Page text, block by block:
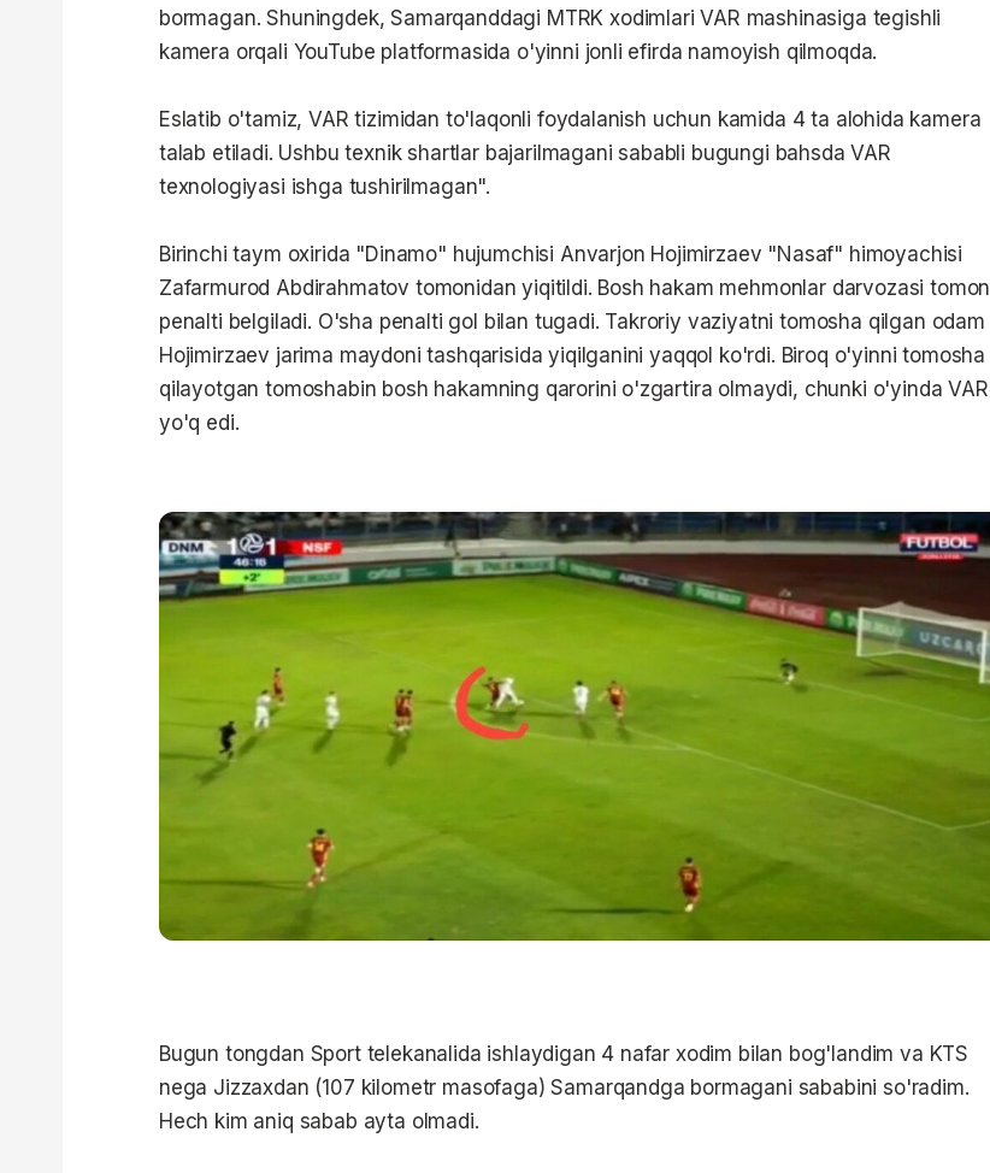
bormagan. Shuningdek, Samarqanddagi MTRK xodimlari VAR mashinasiga tegishli
kamera orqali YouTube platformasida o'yinni jonli efirda namoyish qilmoqda.
Eslatib o'tamiz, VAR tizimidan to'laqonli foydalanish uchun kamida 4 ta alohida kamera
talab etiladi. Ushbu texnik shartlar bajarilmagani sababli bugungi bahsda VAR
texnologiyasi ishga tushirilmagan".
Birinchi taym oxirida "Dinamo" hujumchisi Anvarjon Hojimirzaev "Nasaf" himoyachisi
Zafarmurod Abdirahmatov tomonidan yiqitildi. Bosh hakam mehmonlar darvozasi tomon
penalti belgiladi. O'sha penalti gol bilan tugadi. Takroriy vaziyatni tomosha qilgan odam
Hojimirzaev jarima maydoni tashqarisida yiqilganini yaqqol ko'rdi. Biroq o'yinni tomosha
qilayotgan tomoshabin bosh hakamning qarorini o'zgartira olmaydi, chunki o'yinda VAR
yo'q edi.
Bugun tongdan Sport telekanalida ishlaydigan 4 nafar xodim bilan bog'landim va KTS
nega Jizzaxdan (107 kilometr masofaga) Samarqandga bormagani sababini so'radim.
Hech kim aniq sabab ayta olmadi.